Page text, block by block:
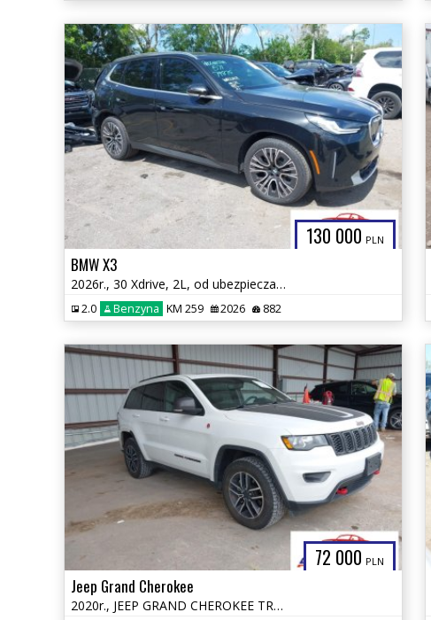
130 000 PLN
BMW X3
2026r., 30 Xdrive, 2L, od ubezpieczalni
2.0 Benzyna KM 259 2026 882
72 000 PLN
Jeep Grand Cherokee
2020r., JEEP GRAND CHEROKEE TRAILHAWK 4X4, 3.6L, od ubezpieczalni